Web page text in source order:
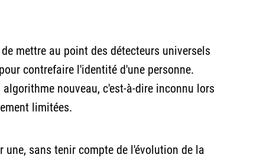
mettre au point des détecteurs universels
contrefaire l'identité d'une personne.
nouveau, c'est-à-dire inconnu lors
limitées.
sans tenir compte de l'évolution de la